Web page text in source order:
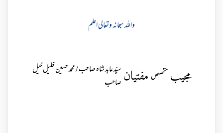
واللہ سبحانہ وتعالی اعلم
مجیب متخصص مفتیان سیّد عابد شاہ صاحب / محمد حسین خلیل خیل
صاحب